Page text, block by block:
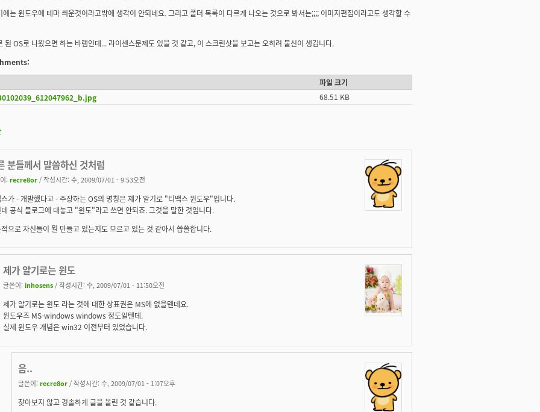
에는 윈도우에 테마 씌운것이라고밖에 생각이 안되네요. 그리고 폴더 목록이 다르게 나오는 것으로 봐서는;;;; 이미지편집이라고도 생각할 수
된 OS로 나왔으면 하는 바램인데... 라이센스문제도 있을 것 같고, 이 스크린샷을 보고는 오히려 불신이 생깁니다.
파일 크기
68.51 KB
분들께서 말씀하신 것처럼
: recre8or / 작성시간: 수, 2009/07/01 - 9:53오전
스가 - 개발했다고 - 주장하는 OS의 명칭은 제가 알기로 "티맥스 윈도우"입니다.
공식 블로그에 대놓고 "윈도"라고 쓰면 안되죠. 그것을 말한 것입니다.
으로 자신들이 뭘 만들고 있는지도 모르고 있는 것 같아서 씁쓸합니다.
제가 알기로는 윈도
글쓴이: inhosens / 작성시간: 수, 2009/07/01 - 11:50오전
제가 알기로는 윈도 라는 것에 대한 상표권은 MS에 없을텐데요.
윈도우즈 MS-windows windows 정도일텐데.
실제 윈도우 개념은 win32 이전부터 있었습니다.
음..
글쓴이: recre8or / 작성시간: 수, 2009/07/01 - 1:07오후
찾아보지 않고 경솔하게 글을 올린 것 같습니다.